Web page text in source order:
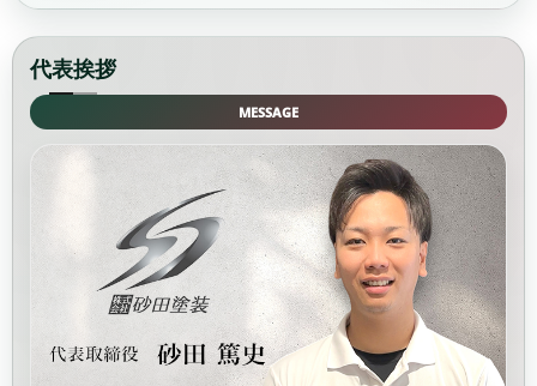
代表挨拶
MESSAGE